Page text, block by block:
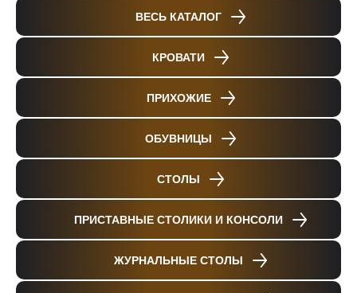
ВЕСЬ КАТАЛОГ
КРОВАТИ
ПРИХОЖИЕ
ОБУВНИЦЫ
СТОЛЫ
ПРИСТАВНЫЕ СТОЛИКИ И КОНСОЛИ
ЖУРНАЛЬНЫЕ СТОЛЫ